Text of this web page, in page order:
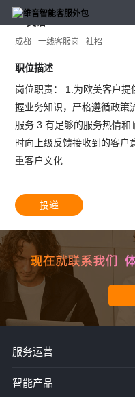
成都 一线客服岗 社招
职位描述
岗位职责： 1.为欧美客户
握业务知识，严格遵循政策
服务 3.有足够的服务热情
时向上级反馈接收到的客户
重客户文化
投递
服务运营
智能产品